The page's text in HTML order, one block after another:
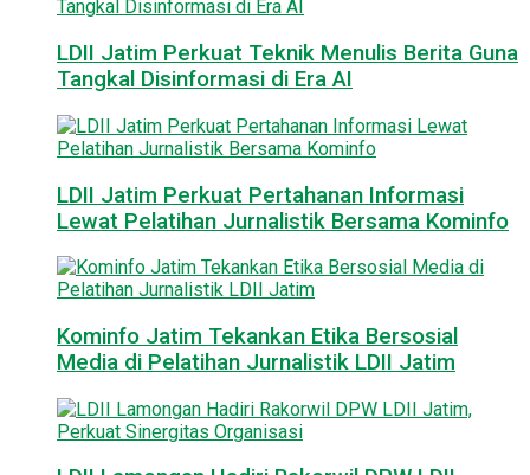
LDII Jatim Perkuat Teknik Menulis Berita Guna
Tangkal Disinformasi di Era AI
LDII Jatim Perkuat Pertahanan Informasi
Lewat Pelatihan Jurnalistik Bersama Kominfo
Kominfo Jatim Tekankan Etika Bersosial
Media di Pelatihan Jurnalistik LDII Jatim